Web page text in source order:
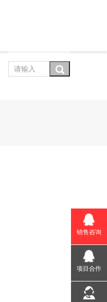
销售咨询
项目合作